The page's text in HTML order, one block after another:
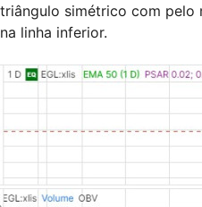
triângulo simétrico com
na linha inferior.